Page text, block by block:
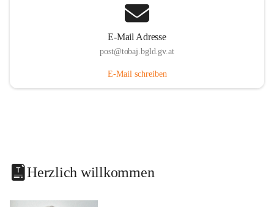
E-Mail Adresse
post@tobaj.bgld.gv.at
E-Mail schreiben
Herzlich willkommen